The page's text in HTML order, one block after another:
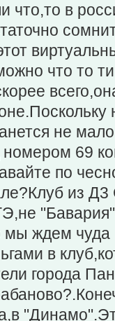
что,то в
что то
не
номером 69
по
из
"Бавария"
мы ждем чуда
в
города